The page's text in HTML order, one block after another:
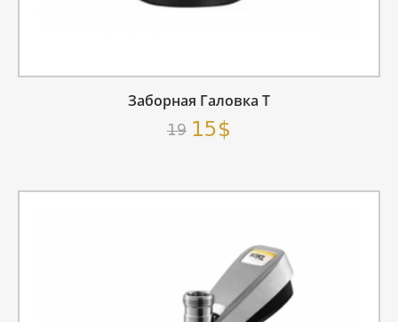
Заборная Галовка T
19 15$